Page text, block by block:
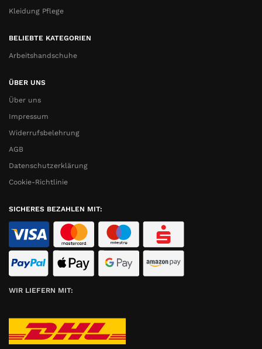
Kleidung Pflege
BELIEBTE KATEGORIEN
Arbeitshandschuhe
ÜBER UNS
Über uns
Impressum
Widerrufsbelehrung
AGB
Datenschutzerklärung
Cookie-Richtlinie
SICHERES BEZAHLEN MIT:
WIR LIEFERN MIT: